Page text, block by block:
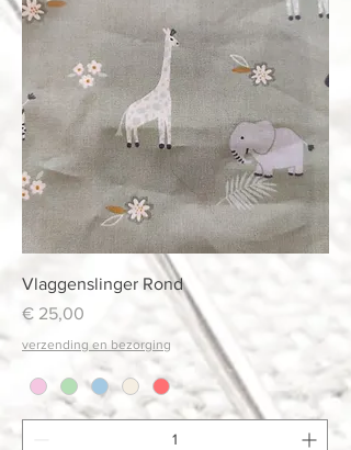
Vlaggenslinger Rond
Prijs
€ 25,00
verzending en bezorging